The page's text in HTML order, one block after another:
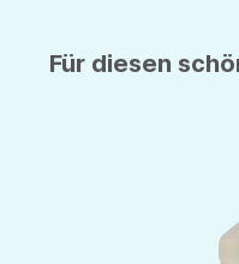
Für diesen